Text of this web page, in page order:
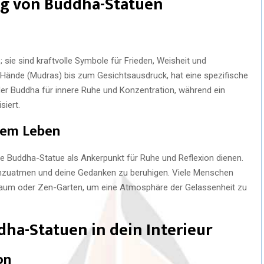
sind kraftvolle Symbole für Frieden, Weisheit und
(Mudras) bis zum Gesichtsausdruck, hat eine spezifische
Buddha für innere Ruhe und Konzentration, während ein
Leben
Statue als Ankerpunkt für Ruhe und Reflexion dienen.
und deine Gedanken zu beruhigen. Viele Menschen
oder Zen-Garten, um eine Atmosphäre der Gelassenheit zu
Statuen in dein Interieur